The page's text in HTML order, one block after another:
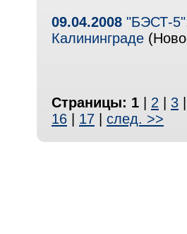
09.04.2008 "БЭСТ-
Калининграде
Страницы: 1 2 3
16
17 след. >>